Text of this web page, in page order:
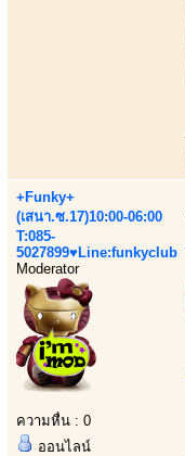
+Funky+
(เสนา.ซ.17)10:00-06:00
T:085-
5027899♥Line:funkyclub
Moderator
ความหื่น : 0
ออนไลน์